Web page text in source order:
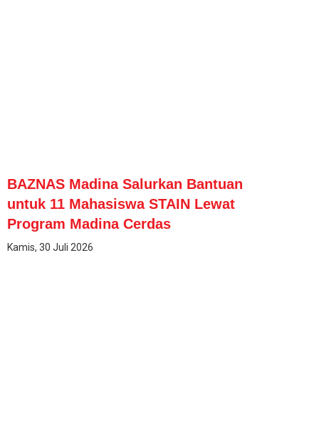
BAZNAS Madina Salurkan Bantuan
untuk 11 Mahasiswa STAIN Lewat
Program Madina Cerdas
Kamis, 30 Juli 2026